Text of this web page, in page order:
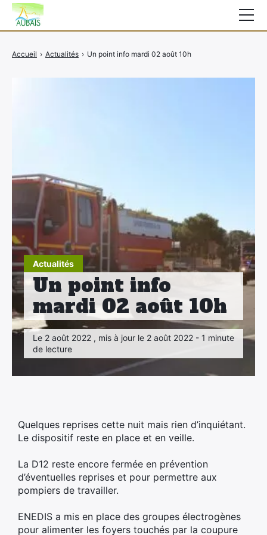
Actualités
Un point info
mardi 02 août 10h
Le 2 août 2022 , mis à jour le 2 août 2022 - 1 minute
de lecture
Accueil › Actualités › Un point info mardi 02 août 10h
Quelques reprises cette nuit mais rien d’inquiétant.
Le dispositif reste en place et en veille.
La D12 reste encore fermée en prévention
d’éventuelles reprises et pour permettre aux
pompiers de travailler.
ENEDIS a mis en place des groupes électrogènes
pour alimenter les foyers touchés par la coupure
Etat Civil
Autres Démarches
Contact
×